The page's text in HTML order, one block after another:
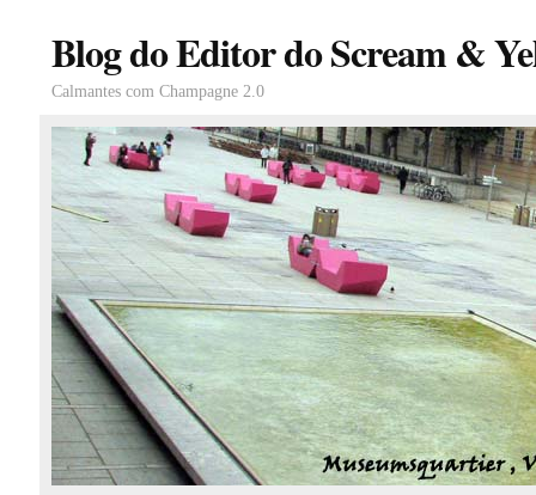
Blog do Editor do Scream &
Calmantes com Champagne 2.0